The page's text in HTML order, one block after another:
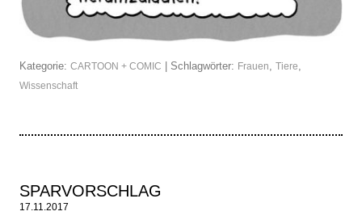
Kategorie: CARTOON + COMIC | Schlagwörter: Frauen Tiere
Wissenschaft
SPARVORSCHLAG
17.11.2017